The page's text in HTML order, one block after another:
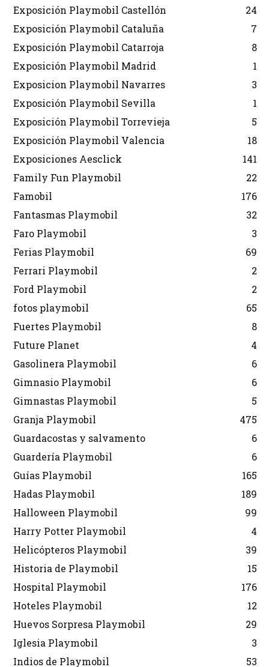
Exposición Playmobil Castellón
24
Exposición Playmobil Cataluña
7
Exposición Playmobil Catarroja
8
Exposición Playmobil Madrid
1
Exposicion Playmobil Navarres
3
Exposición Playmobil Sevilla
1
Exposición Playmobil Torrevieja
5
Exposición Playmobil Valencia
18
Exposiciones Aesclick
141
Family Fun Playmobil
22
Famobil
176
Fantasmas Playmobil
32
Faro Playmobil
3
Ferias Playmobil
69
Ferrari Playmobil
2
Ford Playmobil
2
fotos playmobil
65
Fuertes Playmobil
8
Future Planet
4
Gasolinera Playmobil
6
Gimnasio Playmobil
6
Gimnastas Playmobil
5
Granja Playmobil
475
Guardacostas y salvamento
6
Guardería Playmobil
6
Guías Playmobil
165
Hadas Playmobil
189
Halloween Playmobil
99
Harry Potter Playmobil
4
Helicópteros Playmobil
39
Historia de Playmobil
15
Hospital Playmobil
176
Hoteles Playmobil
12
Huevos Sorpresa Playmobil
29
Iglesia Playmobil
3
Indios de Playmobil
53